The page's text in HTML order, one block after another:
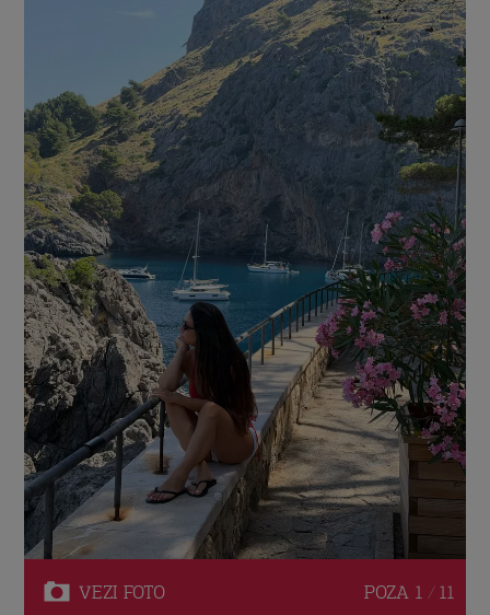
VEZI FOTO POZA 1 / 11